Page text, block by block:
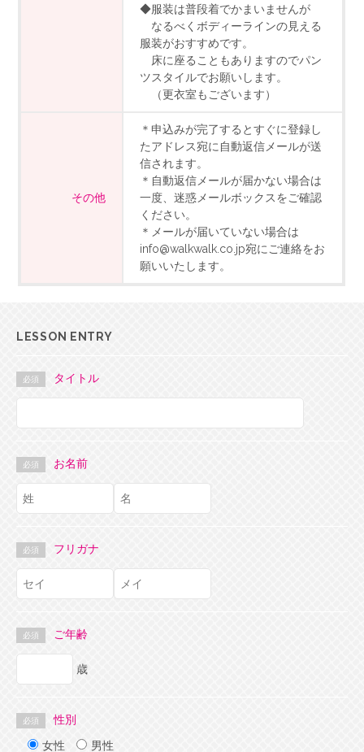
◆服装は普段着でかまいませんが
なるべくボディーラインの見える
服装がおすすめです。
床に座ることもありますのでパン
ツスタイルでお願いします。
（更衣室もございます）
その他
＊申込みが完了するとすぐに登録し
たアドレス宛に自動返信メールが送
信されます。
＊自動返信メールが届かない場合は
一度、迷惑メールボックスをご確認
ください。
＊メールが届いていない場合は
info@walkwalk.co.jp宛にご連絡をお
願いいたします。
LESSON ENTRY
必須 タイトル
必須 お名前
必須 フリガナ
必須 ご年齢
歳
必須
性別
女性
男性